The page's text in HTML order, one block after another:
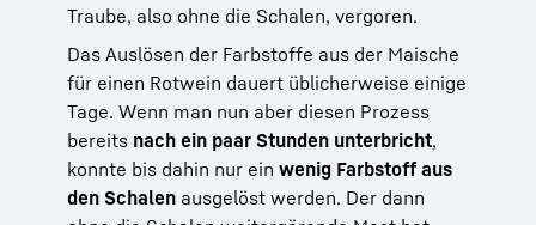
Traube, also ohne die Schalen, vergoren.
Das Auslösen der Farbstoffe aus der Maische
für einen Rotwein dauert üblicherweise einige
Tage. Wenn man nun aber diesen Prozess
bereits nach ein paar Stunden unterbricht,
konnte bis dahin nur ein wenig Farbstoff aus
den Schalen ausgelöst werden. Der dann